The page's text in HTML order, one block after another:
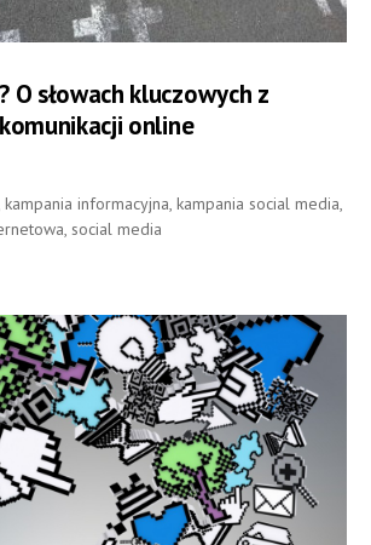
O słowach kluczowych z
online
kampania informacyjna, kampania social media,
, social media